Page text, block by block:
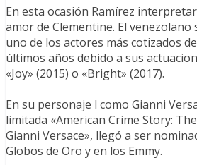
En esta ocasión Ramírez
amor de Clementine. El venezolano
uno de los actores más cotizados
últimos años debido a sus
«Joy» (2015) o «Bright» (2017).
En su personaje l como Gianni
limitada «American Crime Story:
Gianni Versace», llegó a ser
Globos de Oro y en los Emmy.